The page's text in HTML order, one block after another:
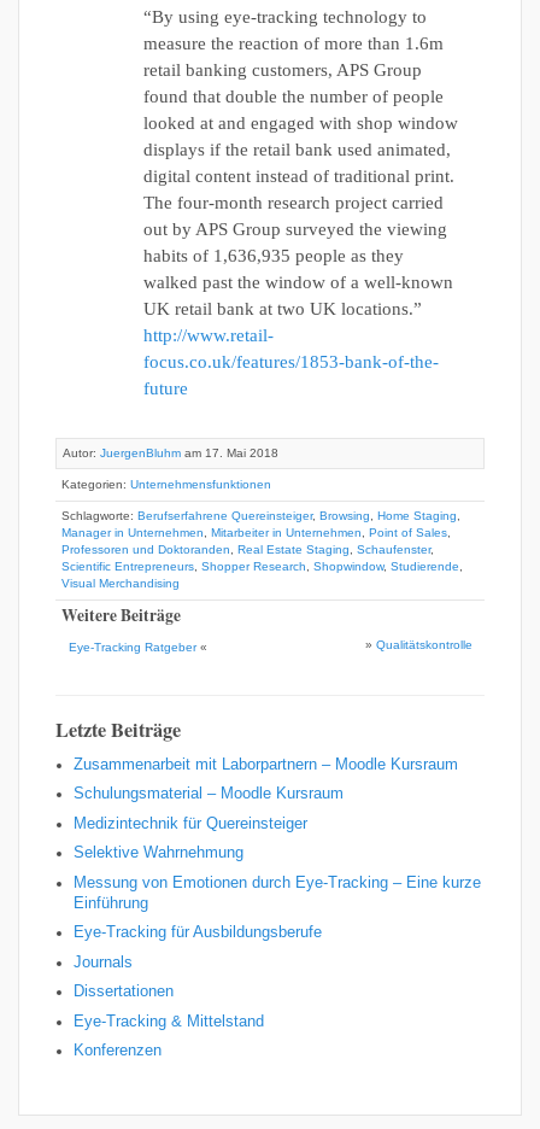
“By using eye-tracking technology to
measure the reaction of more than 1.6m
retail banking customers, APS Group
found that double the number of people
looked at and engaged with shop window
displays if the retail bank used animated,
digital content instead of traditional print.
The four-month research project carried
out by APS Group surveyed the viewing
habits of 1,636,935 people as they
walked past the window of a well-known
UK retail bank at two UK locations.”
http://www.retail-
focus.co.uk/features/1853-bank-of-the-
future
Autor: JuergenBluhm am 17. Mai 2018
Kategorien: Unternehmensfunktionen
Schlagworte: Berufserfahrene Quereinsteiger, Browsing Home Staging
Manager in Unternehmen
Mitarbeiter in Unternehmen Point of Sales
Professoren und Doktoranden
Real Estate Staging Schaufenster,
Scientific Entrepreneurs Shopper Research Shopwindow, Studierende
Visual Merchandising
Weitere Beiträge
Eye-Tracking Ratgeber« » Qualitätskontrolle
Letzte Beiträge
Zusammenarbeit mit Laborpartnern – Moodle Kursraum
Schulungsmaterial – Moodle Kursraum
Medizintechnik für Quereinsteiger
Selektive Wahrnehmung
Messung von Emotionen durch Eye-Tracking – Eine kurze
Einführung
Eye-Tracking für Ausbildungsberufe
Journals
Dissertationen
Eye-Tracking & Mittelstand
Konferenzen